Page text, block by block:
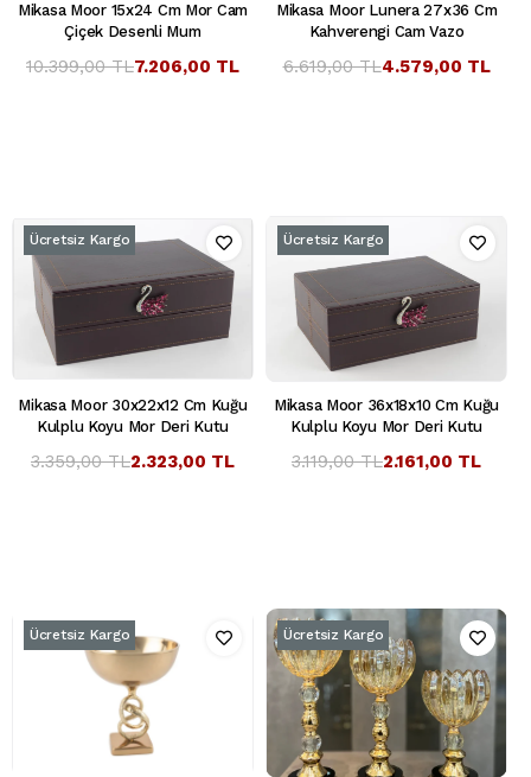
Mikasa Moor 15x24 Cm Mor Cam
Çiçek Desenli Mum
7.206,00 TL
10.399,00 TL
Mikasa Moor Lunera 27x36 Cm
Kahverengi Cam Vazo
4.579,00 TL
6.619,00 TL
Mikasa Moor 30x22x12 Cm Kuğu
Kulplu Koyu Mor Deri Kutu
2.323,00 TL
3.359,00 TL
Ücretsiz Kargo
Mikasa Moor 36x18x10 Cm Kuğu
Kulplu Koyu Mor Deri Kutu
2.161,00 TL
3.119,00 TL
Ücretsiz Kargo
Ücretsiz Kargo Ücretsiz Kargo